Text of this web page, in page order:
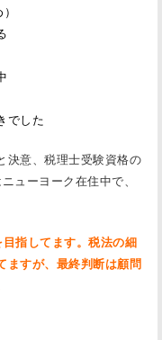
でした
決意、税理士受験資格の
ューヨーク在住中で、
指してます。税法の細
ますが、最終判断は顧問